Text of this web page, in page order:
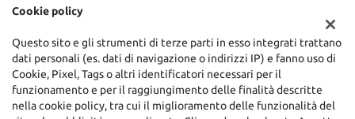
Dati fiscali:
Via Giaveno, 96 - Rivalta di Torino (TO)
C.F/P.IVA:10371960013
Registro delle imprese:TO
REA:TO-1127727
Cookie policy
Questo sito e gli strumenti di terze parti in esso integrati trattano
dati personali (es. dati di navigazione o indirizzi IP) e fanno uso di
Cookie, Pixel, Tags o altri identificatori necessari per il
funzionamento e per il raggiungimento delle finalità descritte
nella cookie policy, tra cui il miglioramento delle funzionalità del